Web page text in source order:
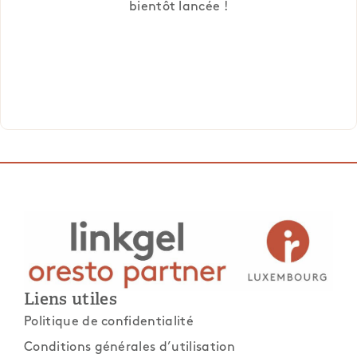
bientôt lancée !
Liens utiles
Politique de confidentialité
Conditions générales d’utilisation